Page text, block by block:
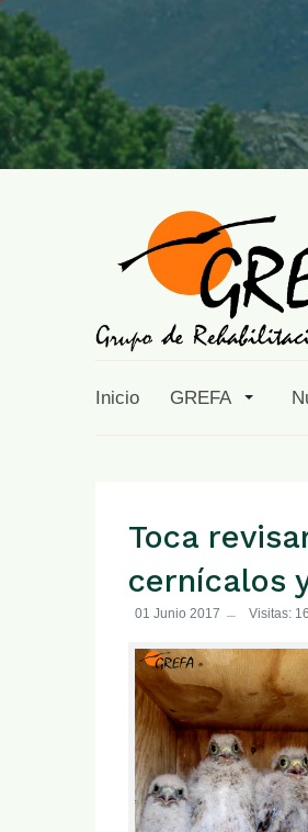
Inicio GREFA
Toca
cernícalos
01 Junio 2017 Visitas: